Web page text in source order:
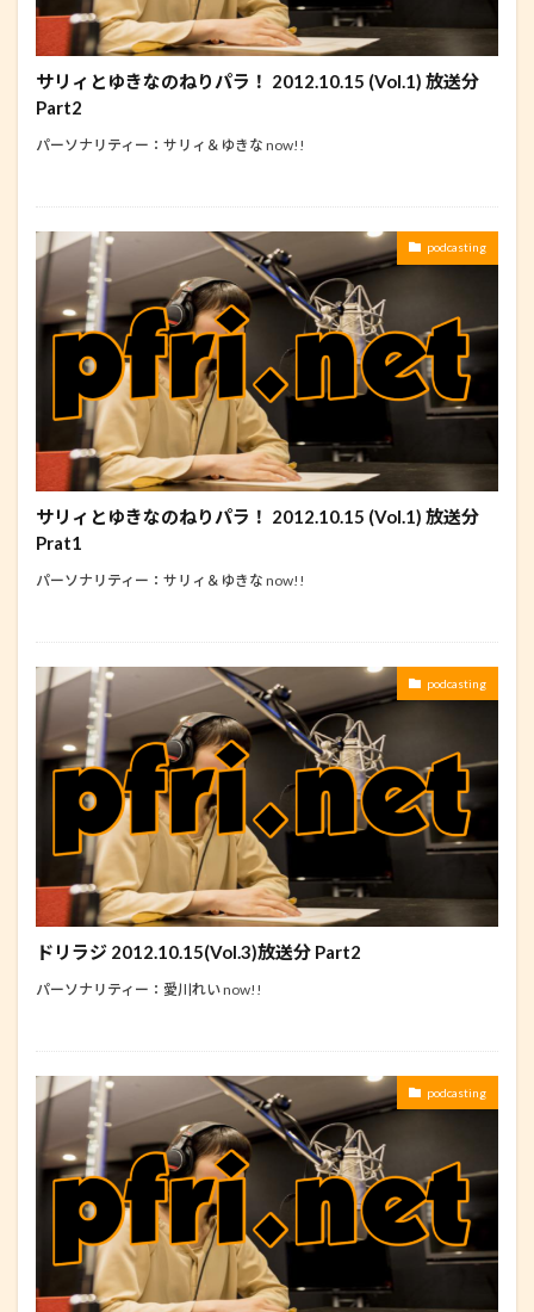
サリィとゆきなのねりパラ！ 2012.10.15 (Vol.1) 放送分
Part2
パーソナリティー：サリィ＆ゆきな now!!
podcasting
サリィとゆきなのねりパラ！ 2012.10.15 (Vol.1) 放送分
Prat1
パーソナリティー：サリィ＆ゆきな now!!
podcasting
ドリラジ 2012.10.15(Vol.3)放送分 Part2
パーソナリティー：愛川れい now!!
podcasting